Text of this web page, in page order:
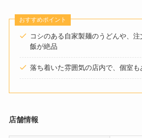
おすすめポイント
コシのある自家製麺のうどんや、
飯が絶品
落ち着いた雰囲気の店内で、個室
店舗情報